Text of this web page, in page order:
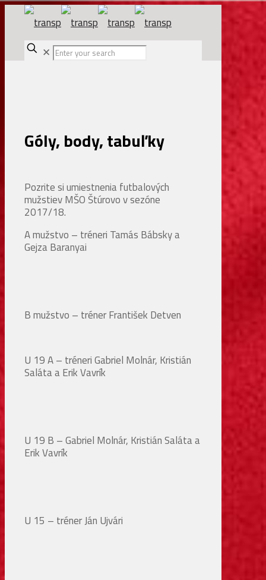
✕
Góly, body, tabuľky
Pozrite si umiestnenia futbalových
mužstiev MŠO Štúrovo v sezóne
2017/18.
A mužstvo – tréneri Tamás Bábsky a
Gejza Baranyai
B mužstvo – tréner František Detven
U 19 A – tréneri Gabriel Molnár, Kristián
Saláta a Erik Vavrík
U 19 B – Gabriel Molnár, Kristián Saláta a
Erik Vavrík
U 15 – tréner Ján Ujvári